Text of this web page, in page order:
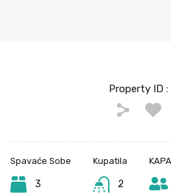
Property ID :
Spavaće Sobe
3
Kupatila
2